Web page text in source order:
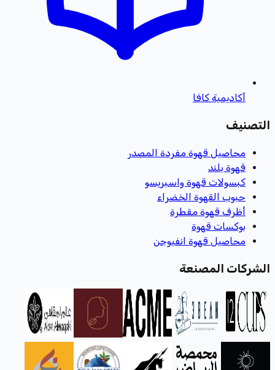
أكاديمية كافا
التصنيف
محاصيل قهوة مفردة المصدر
قهوة بلند
كبسولات قهوة واسبريسو
حبوب القهوة الخضراء
أظرف قهوة مقطرة
بوكسات قهوة
محاصيل قهوة انفيوجن
الشركات المصنعة